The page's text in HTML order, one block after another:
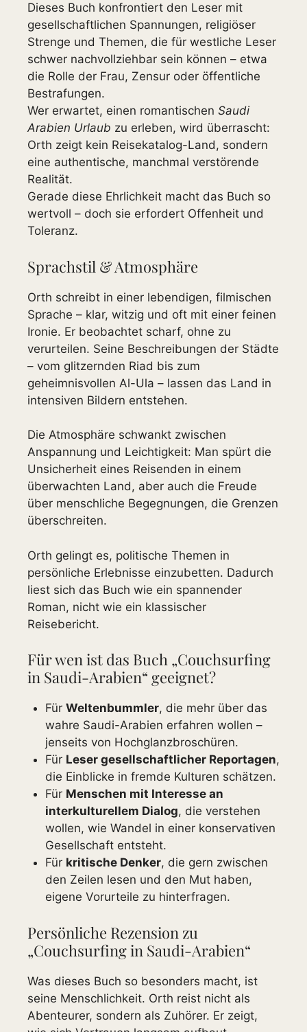
Dieses Buch konfrontiert den Leser mit
gesellschaftlichen Spannungen, religiöser
Strenge und Themen, die für westliche Leser
schwer nachvollziehbar sein können – etwa
die Rolle der Frau, Zensur oder öffentliche
Bestrafungen.
Wer erwartet, einen romantischen Saudi
Arabien Urlaub zu erleben, wird überrascht:
Orth zeigt kein Reisekatalog-Land, sondern
eine authentische, manchmal verstörende
Realität.
Gerade diese Ehrlichkeit macht das Buch so
wertvoll – doch sie erfordert Offenheit und
Toleranz.
Sprachstil & Atmosphäre
Orth schreibt in einer lebendigen, filmischen
Sprache – klar, witzig und oft mit einer feinen
Ironie. Er beobachtet scharf, ohne zu
verurteilen. Seine Beschreibungen der Städte
– vom glitzernden Riad bis zum
geheimnisvollen Al-Ula – lassen das Land in
intensiven Bildern entstehen.
Die Atmosphäre schwankt zwischen
Anspannung und Leichtigkeit: Man spürt die
Unsicherheit eines Reisenden in einem
überwachten Land, aber auch die Freude
über menschliche Begegnungen, die Grenzen
überschreiten.
Orth gelingt es, politische Themen in
persönliche Erlebnisse einzubetten. Dadurch
liest sich das Buch wie ein spannender
Roman, nicht wie ein klassischer
Reisebericht.
Für wen ist das Buch „Couchsurfing
in Saudi-Arabien“ geeignet?
Für Weltenbummler, die mehr über das
wahre Saudi-Arabien erfahren wollen –
jenseits von Hochglanzbroschüren.
Für Leser gesellschaftlicher Reportagen,
die Einblicke in fremde Kulturen schätzen.
Für Menschen mit Interesse an
interkulturellem Dialog, die verstehen
wollen, wie Wandel in einer konservativen
Gesellschaft entsteht.
Für kritische Denker, die gern zwischen
den Zeilen lesen und den Mut haben,
eigene Vorurteile zu hinterfragen.
Persönliche Rezension zu
„Couchsurfing in Saudi-Arabien“
Was dieses Buch so besonders macht, ist
seine Menschlichkeit. Orth reist nicht als
Abenteurer, sondern als Zuhörer. Er zeigt,